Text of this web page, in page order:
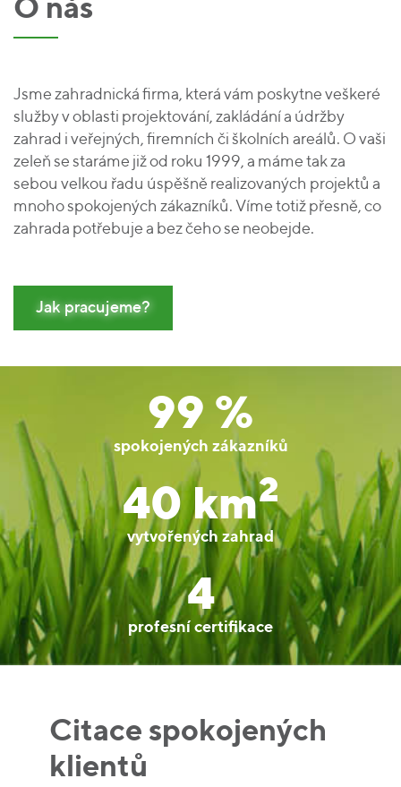
O nás
Jsme zahradnická firma, která vám poskytne veškeré
služby v oblasti projektování, zakládání a údržby
zahrad i veřejných, firemních či školních areálů. O vaši
zeleň se staráme již od roku 1999, a máme tak za
sebou velkou řadu úspěšně realizovaných projektů a
mnoho spokojených zákazníků. Víme totiž přesně, co
zahrada potřebuje a bez čeho se neobejde.
Jak pracujeme?
99 %
spokojených zákazníků
40 km2
vytvořených zahrad
4
profesní certifikace
Citace spokojených
klientů
Citace spokojených
klientů